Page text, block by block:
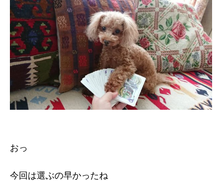
おっ
今回は選ぶの早かったね